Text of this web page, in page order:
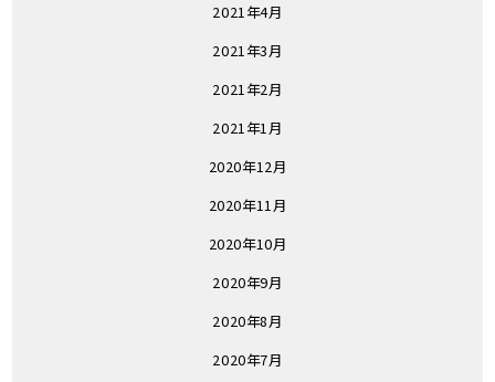
2021年4月
2021年3月
2021年2月
2021年1月
2020年12月
2020年11月
2020年10月
2020年9月
2020年8月
2020年7月